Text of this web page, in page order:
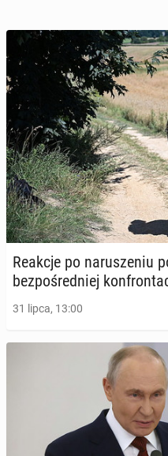
Reakcje po na­ru­sze­niu
bez­po­śred­niej
31 lipca, 13:00